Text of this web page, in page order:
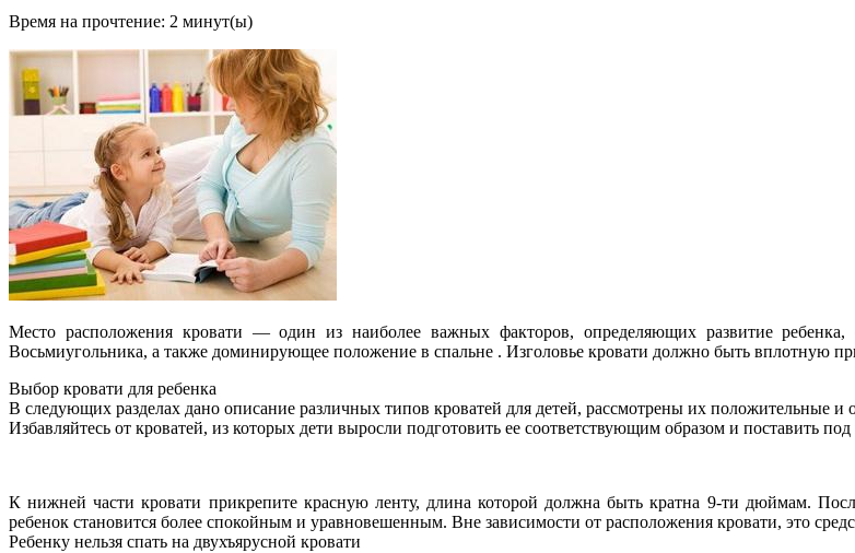
Время на прочтение: 2 минут(ы)
Место расположения кровати — один из наиболее важных факторов, определяющих развитие ребенка,
Восьмиугольника, а также доминирующее положение в спальне . Изголовье кровати должно быть вплотную
Выбор кровати для ребенка
В следующих разделах дано описание различных типов кроватей для детей, рассмотрены их положительные и
Избавляйтесь от кроватей, из которых дети выросли подготовить ее соответствующим образом и поставить
К нижней части кровати прикрепите красную ленту, длина которой должна быть кратна 9-ти дюймам.
ребенок становится более спокойным и уравновешенным. Вне зависимости от расположения кровати, это
Ребенку нельзя спать на двухъярусной кровати